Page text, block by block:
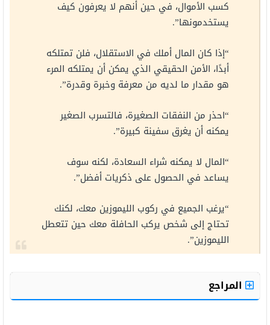
كسب الأموال، في حين أنهم لا يعرفون كيف
يستخدمونها”.
“إذا كان المال أملك في الاستقلال، فلن تمتلكه
أبدًا، الأمن الحقيقي الذي يمكن أن يمتلكه المرء
هو مقدار ما لديه من معرفة وخبرة وقدرة”.
“احذر من النفقات الصغيرة، فالتسرب الصغير
يمكنه أن يغرق سفينة كبيرة”.
“المال لا يمكنه شراء السعادة، لكنه سوف
يساعد في الحصول على ذكريات أفضل”.
“يرغب الجميع في ركوب الليموزين معك، لكنك
تحتاج إلى شخص يركب الحافلة معك حين تتعطل
الليموزين”.
المراجع